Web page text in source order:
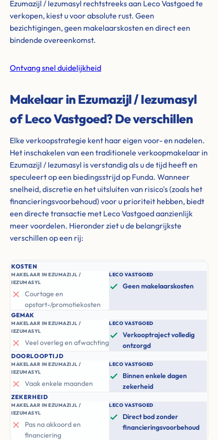
Ezumazijl / Iezumasyl rechtstreeks aan Leco Vastgoed te
verkopen, kiest u voor absolute rust. Geen
bezichtigingen, geen makelaarskosten en direct een
bindende overeenkomst.
Ontvang snel duidelijkheid
Makelaar in Ezumazijl / Iezumasyl
of Leco Vastgoed? De verschillen
Elke verkoopstrategie kent haar eigen voor- en nadelen.
Het inschakelen van een traditionele verkoopmakelaar in
Ezumazijl / Iezumasyl is verstandig als u de tijd heeft en
speculeert op een biedingsstrijd op Funda. Wanneer
snelheid, discretie en het uitsluiten van risico's (zoals het
financieringsvoorbehoud) voor u prioriteit hebben, biedt
een directe transactie met Leco Vastgoed aanzienlijk
meer voordelen. Hieronder ziet u de belangrijkste
verschillen op een rij:
KOSTEN
MAKELAAR IN EZUMAZIJL /
IEZUMASYL
Courtage en
opstart-/promotiekosten
LECO VASTGOED
Geen makelaarskosten
GEMAK
MAKELAAR IN EZUMAZIJL /
IEZUMASYL
Veel overleg en afwachting
LECO VASTGOED
Verkooptraject volledig
ontzorgd
DOORLOOPTIJD
MAKELAAR IN EZUMAZIJL /
IEZUMASYL
Vaak enkele maanden
LECO VASTGOED
Binnen enkele dagen
zekerheid
ZEKERHEID
MAKELAAR IN EZUMAZIJL /
IEZUMASYL
Pas na akkoord en
financiering
LECO VASTGOED
Direct bod zonder
financieringsvoorbehoud